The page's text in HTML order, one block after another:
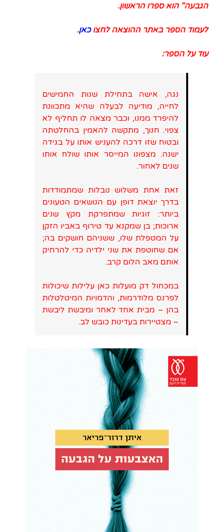
הגבעה" הוא ספרו הראשון.
לעמוד הספר באתר ההוצאה לחצוכאן.
עוד על הספר:
נגה, אישה בתחילת שנות החמישים
לחייה, מודיעה לבעלה שהיא מתכוונת
להיפרד ממנו, וכבר מצאה לו תחליף לא
צפוי. חנוך, מתקשה להאמין בהחלטתה
ובטוח שזו דרכה להעניש אותו על בגידה
ישנה. מצפונו המייסר אותו שולח אותו
שנים לאחור.
זאת אחת משלוש נובלות שמתמודדות
בדרך יוצאת דופן עם הנושאים הטעונים
ביותר: זוגיות שמתפרקת מקץ שנים
ארוכות; בן שמקנא עד טירוף באביו הזקן
על המטפלת שלו, ששניהם חושקים בה;
אם שחוטפת את שני ילדיה כדי להרחיק
אותם מאב הלום קרב.
במכחול דק מועלות כאן עלילות שיכולות
לפרנס מלודרמות, והדמויות המיטלטלות
בהן – מבית אחד לאחר ומיבשת ליבשת
– מצטיירות בעדינות כובש לב.